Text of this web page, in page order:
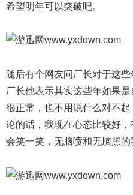
希望明年可以突破吧。
随后有个网友问厂长对于这
厂长他表示其实这些年如果
很正常，也不用说什么对不
论的话，我现在心态比较好
会笑一笑，无脑喷和无脑黑的